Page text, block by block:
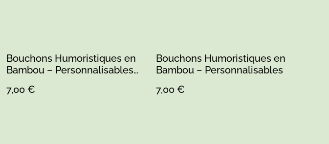
Bouchons Humoristiques en
Bambou – Personnalisables
7,00 €
Bouchons Humoristiques en
Bambou – Personnalisables
7,00 €